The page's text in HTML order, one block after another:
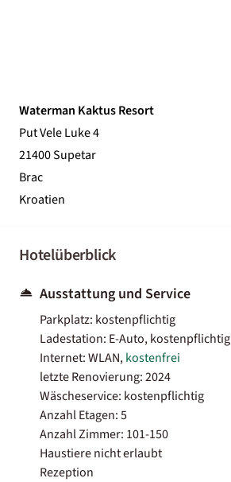
Waterman Kaktus Resort
Put Vele Luke 4
21400 Supetar
Brac
Kroatien
Hotelüberblick
Ausstattung und Service
Parkplatz: kostenpflichtig
Ladestation: E-Auto, kostenpflichtig
Internet: WLAN,kostenfrei
letzte Renovierung: 2024
Wäscheservice: kostenpflichtig
Anzahl Etagen: 5
Anzahl Zimmer: 101-150
Haustiere nicht erlaubt
Rezeption